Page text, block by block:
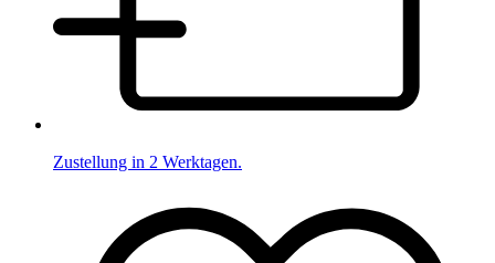
Zustellung in 2 Werktagen.